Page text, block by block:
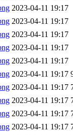
2023-04-11 19:17
2023-04-11 19:17
2023-04-11 19:17
2023-04-11 19:17
2023-04-11 19:17
2023-04-11 19:17
2023-04-11 19:17
2023-04-11 19:17
2023-04-11 19:17
2023-04-11 19:17